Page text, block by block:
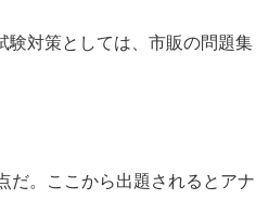
対策としては、市販の問題集
だ。ここから出題されるとアナ